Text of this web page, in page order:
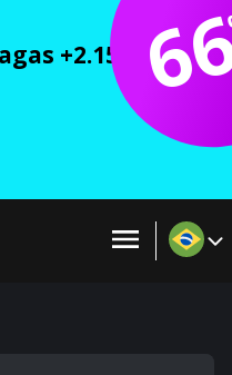
+2.150 cursos